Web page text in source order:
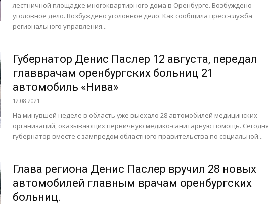
лестничной площадке многоквартирного дома в Оренбурге. Возбуждено
уголовное дело. Возбуждено уголовное дело. Как сообщила пресс-служба
регионального управления...
Губернатор Денис Паслер 12 августа, передал
главврачам оренбургских больниц 21
автомобиль «Нива»
12.08.2021
На минувшей неделе в область уже выехало 28 автомобилей медицинских
организаций, оказывающих первичную медико-санитарную помощь. Сегодня
губернатор вместе с зампредом областного правительства по социальной...
Глава региона Денис Паслер вручил 28 новых
автомобилей главным врачам оренбургских
больниц.